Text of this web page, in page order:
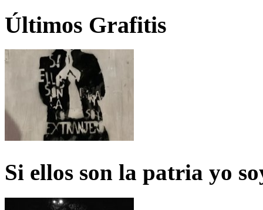
Últimos Grafitis
Si ellos son la patria yo